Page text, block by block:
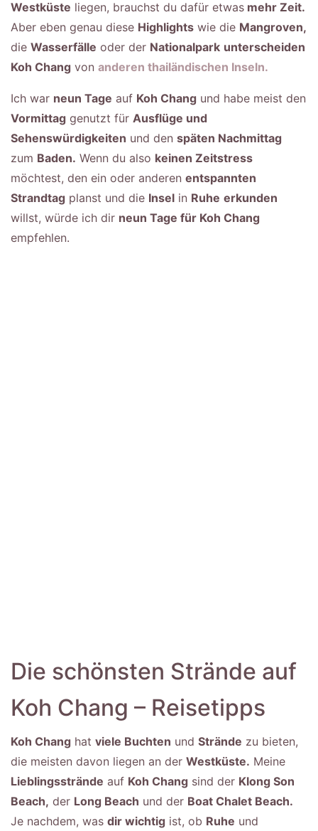
Westküste liegen, brauchst du dafür etwas mehr Zeit.
Aber eben genau diese Highlights wie die Mangroven,
die Wasserfälle oder der Nationalpark unterscheiden
Koh Chang von anderen thailändischen Inseln.
Ich war neun Tage auf Koh Chang und habe meist den
Vormittag genutzt für Ausflüge und
Sehenswürdigkeiten und den späten Nachmittag
zum Baden. Wenn du also keinen Zeitstress
möchtest, den ein oder anderen entspannten
Strandtag planst und die Insel in Ruhe erkunden
willst, würde ich dir neun Tage für Koh Chang
empfehlen.
Die schönsten Strände auf
Koh Chang – Reisetipps
Koh Chang hat viele Buchten und Strände zu bieten,
die meisten davon liegen an der Westküste. Meine
Lieblingsstrände auf Koh Chang sind der Klong Son
Beach, der Long Beach und der Boat Chalet Beach.
Je nachdem, was dir wichtig ist, ob Ruhe und